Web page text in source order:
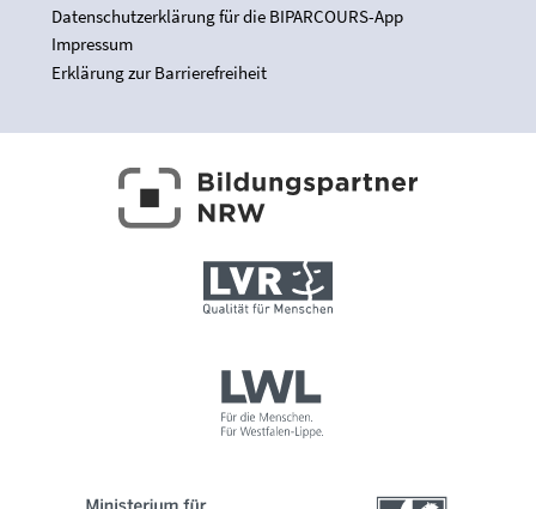
Datenschutzerklärung für die BIPARCOURS-App
Impressum
Erklärung zur Barrierefreiheit